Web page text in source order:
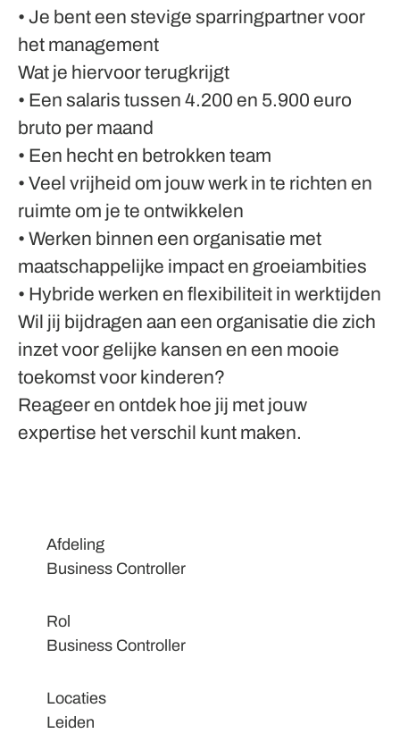
• Je bent een stevige sparringpartner voor
het management
Wat je hiervoor terugkrijgt
• Een salaris tussen 4.200 en 5.900 euro
bruto per maand
• Een hecht en betrokken team
• Veel vrijheid om jouw werk in te richten en
ruimte om je te ontwikkelen
• Werken binnen een organisatie met
maatschappelijke impact en groeiambities
• Hybride werken en flexibiliteit in werktijden
Wil jij bijdragen aan een organisatie die zich
inzet voor gelijke kansen en een mooie
toekomst voor kinderen?
Reageer en ontdek hoe jij met jouw
expertise het verschil kunt maken.
Afdeling
Business Controller
Rol
Business Controller
Locaties
Leiden